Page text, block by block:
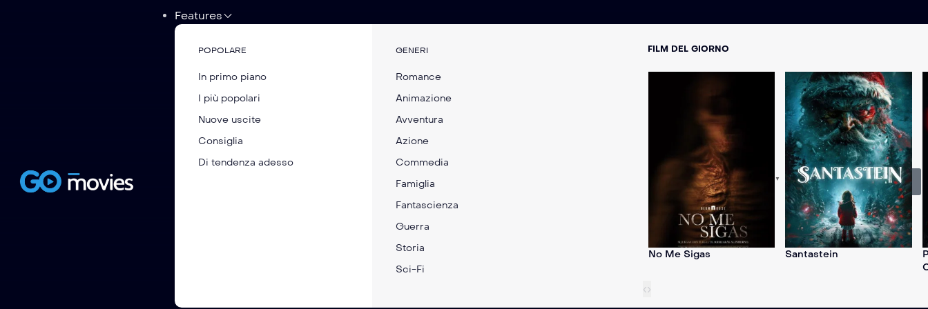
Features
POPOLARE
In primo piano
I più popolari
Nuove uscite
Consiglia
Di tendenza adesso
GENERI
Romance
Animazione
Avventura
Azione
Commedia
Famiglia
Fantascienza
Guerra
Storia
Sci-Fi
FILM DEL GIORNO
Please Don’t Feed the
Children
No Me Sigas Santastein
‹›
English ▼ Subscribe Now